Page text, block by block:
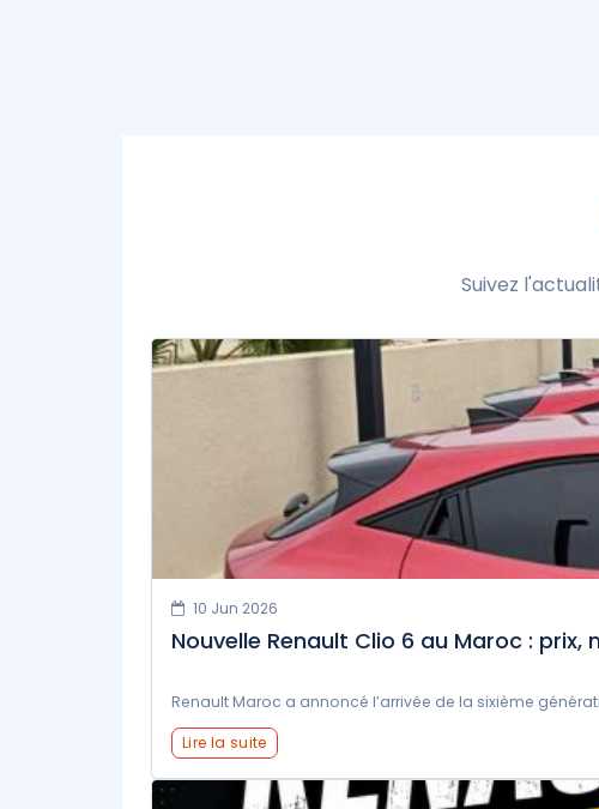
Suivez
10 Jun 2026
Nouvelle Renault Clio 6 au Maroc : prix,
Renault Maroc a annoncé l’arrivée de la sixième
Lire la suite